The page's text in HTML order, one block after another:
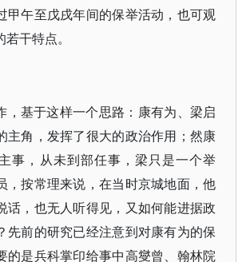
甲午至戊戌年间的保举活动，也可观
干特点。
，基于这样一个思路：康有为、梁启
主角，发挥了很大的政治作用；然康
事，从未到部任事，梁只是一个举
，按常理来说，在当时京城地面，他
话，也无人听得见，又如何能进据政
先前的研究已经注意到对康有为的保
的是兵科掌印给事中高燮曾、翰林院